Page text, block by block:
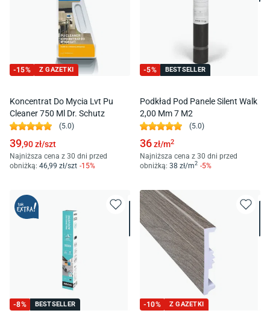
-15% Z GAZETKI
Koncentrat Do Mycia Lvt Pu
Cleaner 750 Ml Dr. Schutz
(5.0)
39,90zł/szt
Najniższa cena z 30 dni przed
obniżką: 46,99 zł/szt -15%
-5% BESTSELLER
Podkład Pod Panele Silent Walk
2,00 Mm 7 M2
(5.0)
36zł/m2
Najniższa cena z 30 dni przed
obniżką: 38 zł/m2 -5%
-8% BESTSELLER -10% Z GAZETKI